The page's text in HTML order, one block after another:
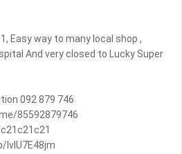
Easy way to many local shop ,
And very closed to Lucky Super
092 879 746
85592879746